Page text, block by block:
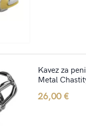
Kavez za
Metal
26,00€